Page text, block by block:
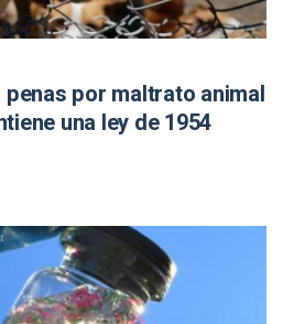
por maltrato animal
una ley de 1954